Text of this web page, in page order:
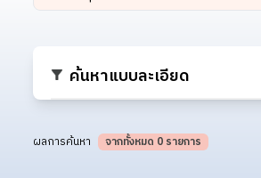
ค้นหาแบบละเอียด
ผลการค้นหา จากทั้งหมด 0 รายการ